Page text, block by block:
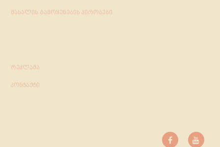
მასალის გამოყენების პირობები
რეკლამა
კონტაქტი